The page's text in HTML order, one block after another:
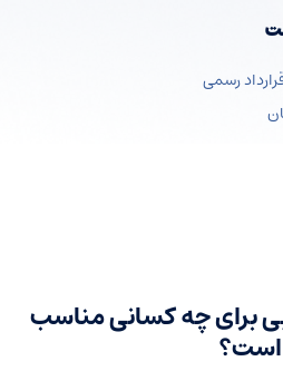
رسمی
برای چه کسانی مناسب
است؟